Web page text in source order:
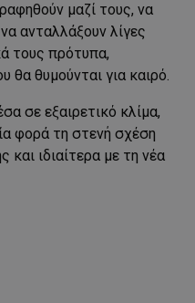
μαζί τους, να
ανταλλάξουν λίγες
τους πρότυπα,
θα θυμούνται για καιρό.
σε εξαιρετικό κλίμα,
φορά τη στενή σχέση
ιδιαίτερα με τη νέα